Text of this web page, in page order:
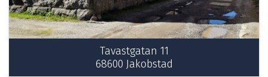
Tavastgatan 11
68600 Jakobstad